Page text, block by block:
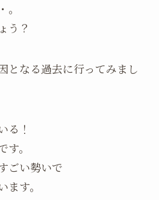
う？
となる過去に行ってみまし
る！
。
ごい勢いで
す。